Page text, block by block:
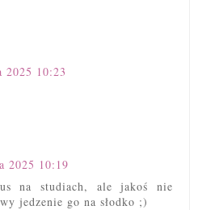
2025 10:23
2025 10:19
na studiach, ale jakoś nie
jedzenie go na słodko ;)